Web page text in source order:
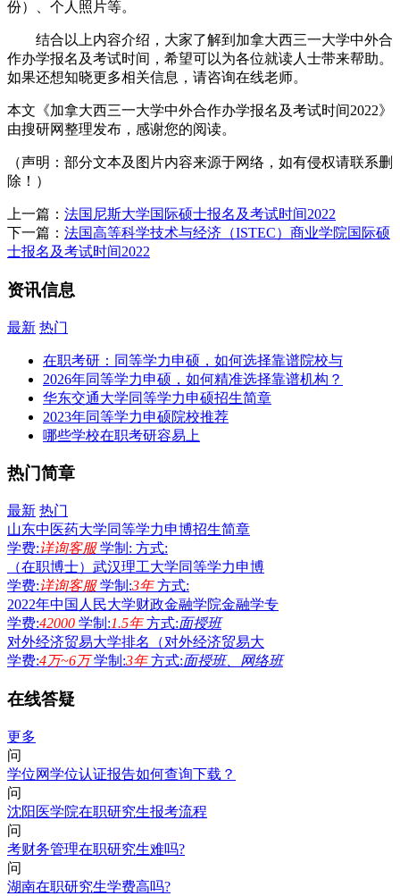
份）、个人照片等。
结合以上内容介绍，大家了解到加拿大西三一大学中外合
作办学报名及考试时间，希望可以为各位就读人士带来帮助。
如果还想知晓更多相关信息，请咨询在线老师。
本文《加拿大西三一大学中外合作办学报名及考试时间2022》
由搜研网整理发布，感谢您的阅读。
（声明：部分文本及图片内容来源于网络，如有侵权请联系删
除！）
上一篇： 法国尼斯大学国际硕士报名及考试时间2022
下一篇： 法国高等科学技术与经济（ISTEC）商业学院国际硕
士报名及考试时间2022
资讯信息
最新 热门
在职考研：同等学力申硕，如何选择靠谱院校与
2026年同等学力申硕，如何精准选择靠谱机构？
华东交通大学同等学力申硕招生简章
2023年同等学力申硕院校推荐
哪些学校在职考研容易上
热门简章
最新 热门
山东中医药大学同等学力申博招生简章
学费:详询客服 学制: 方式:
（在职博士）武汉理工大学同等学力申博
学费:详询客服 学制:3年 方式:
2022年中国人民大学财政金融学院金融学专
学费:42000 学制:1.5年 方式:面授班
对外经济贸易大学排名（对外经济贸易大
学费:4万~6万 学制:3年 方式:面授班、网络班
在线答疑
更多
问
学位网学位认证报告如何查询下载？
问
沈阳医学院在职研究生报考流程
问
考财务管理在职研究生难吗?
问
湖南在职研究生学费高吗?